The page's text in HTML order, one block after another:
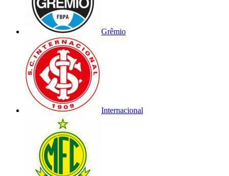
Grêmio
Internacional